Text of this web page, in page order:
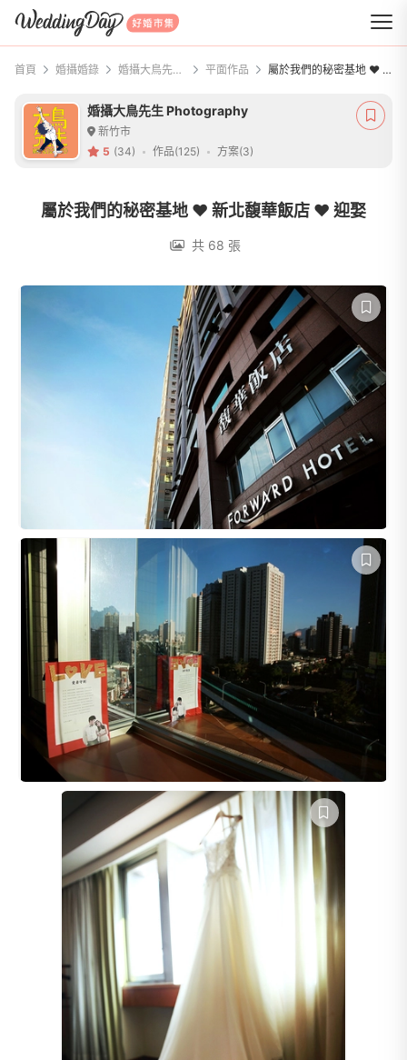
WeddingDay 好婚市集
首頁 婚攝婚錄 婚攝大鳥先生 Photography 平面作品 屬於我們的秘密基地 ♥ 新北馥華飯店 ♥ 迎娶
婚攝大鳥先生 Photography
新竹市
5 (34) 作品(125) 方案(3)
屬於我們的秘密基地 ♥ 新北馥華飯店 ♥ 迎娶
共 68 張